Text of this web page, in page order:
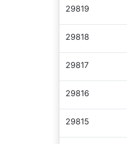
29819
29818
29817
29816
29815